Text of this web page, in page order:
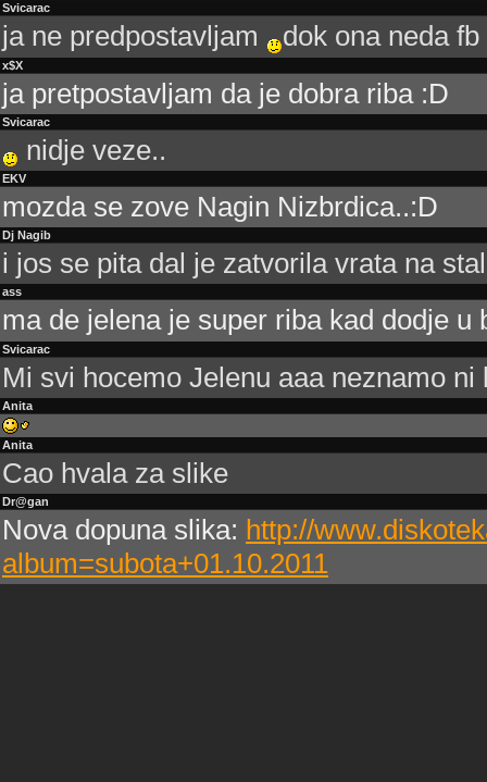
Svicarac
ja ne predpostavljam dok ona neda
x$X
ja pretpostavljam da je dobra riba :D
Svicarac
nidje veze..
EKV
mozda se zove Nagin Nizbrdica..:D
Dj Nagib
i jos se pita dal je zatvorila vrata na
ass
ma de jelena je super riba kad dodje
Svicarac
Mi svi hocemo Jelenu aaa neznamo
Anita
Anita
Cao hvala za slike
Dr@gan
Nova dopuna slika: http://
album=subota+01.10.2011